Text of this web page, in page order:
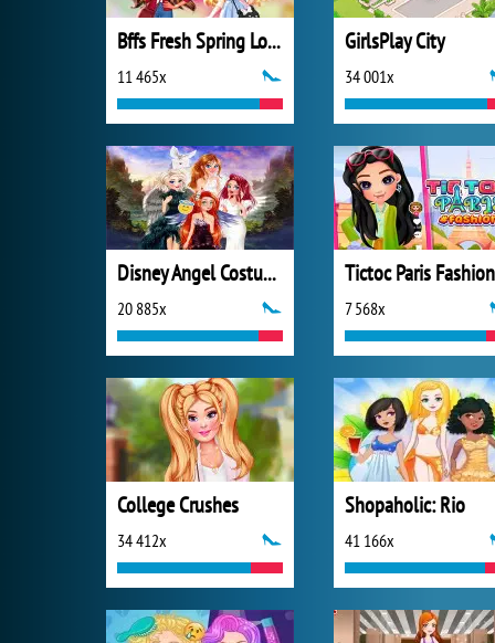
Bffs Fresh Spring Look
11 465x
GirlsPlay City
34 001x
Disney Angel Costumes
20 885x
Tictoc Paris Fashion
7 568x
College Crushes
34 412x
Shopaholic: Rio
41 166x